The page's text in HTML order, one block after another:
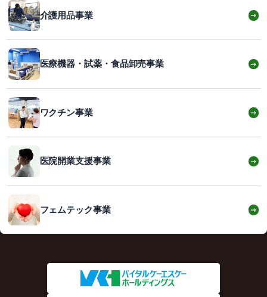
介護用品事業 →
医療機器・試薬・食品卸売事業 →
ワクチン事業 →
医院開業支援事業 →
フェムテック事業 →